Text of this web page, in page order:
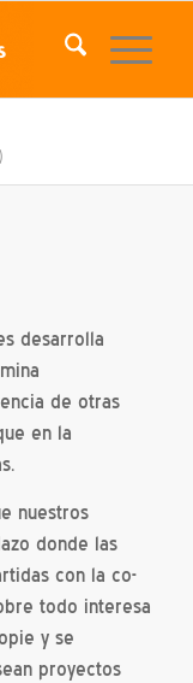
desarrolla
de otras
en la
nuestros
donde las
con la co-
todo interesa
y se
proyectos